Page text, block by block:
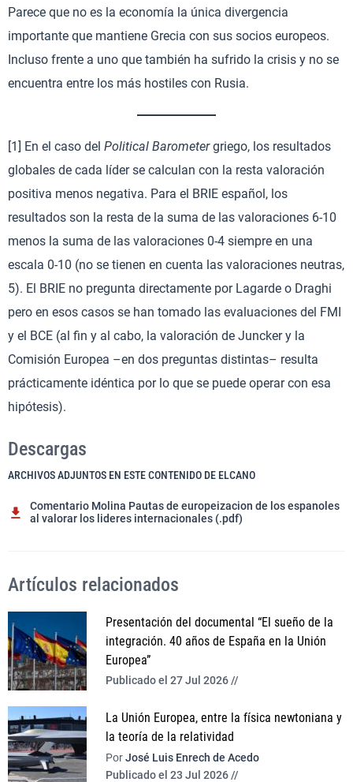
Parece que no es la economía la única divergencia
importante que mantiene Grecia con sus socios europeos.
Incluso frente a uno que también ha sufrido la crisis y no se
encuentra entre los más hostiles con Rusia.
[1] En el caso del Political Barometergriego, los resultados
globales de cada líder se calculan con la resta valoración
positiva menos negativa. Para el BRIE español, los
resultados son la resta de la suma de las valoraciones 6-10
menos la suma de las valoraciones 0-4 siempre en una
escala 0-10 (no se tienen en cuenta las valoraciones neutras,
5). El BRIE no pregunta directamente por Lagarde o Draghi
pero en esos casos se han tomado las evaluaciones del FMI
y el BCE (al fin y al cabo, la valoración de Juncker y la
Comisión Europea –en dos preguntas distintas– resulta
prácticamente idéntica por lo que se puede operar con esa
hipótesis).
Descargas
ARCHIVOS ADJUNTOS EN ESTE CONTENIDO DE ELCANO
Comentario Molina Pautas de europeizacion de los espanoles
al valorar los lideres internacionales (.pdf)
Artículos relacionados
Presentación del documental “El sueño de la
integración. 40 años de España en la Unión
Europea”
Publicado el 27 Jul 2026 //
La Unión Europea, entre la física newtoniana y
la teoría de la relatividad
PorJosé Luis Enrech de Acedo
Publicado el 23 Jul 2026 //